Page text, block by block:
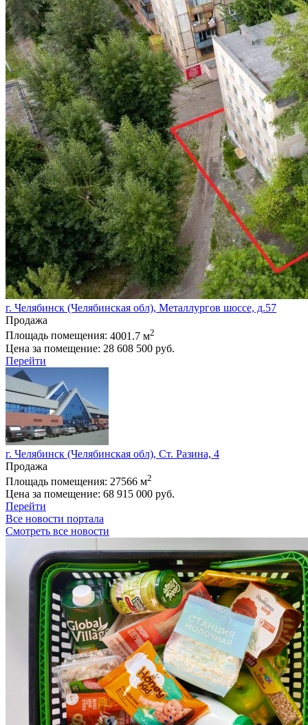
г. Челябинск (Челябинская обл), Металлургов шоссе, д.57
Продажа
Площадь помещения: 4001.7 м2
Цена за помещение: 28 608 500 руб.
Перейти
г. Челябинск (Челябинская обл), Ст. Разина, 4
Продажа
Площадь помещения: 27566 м2
Цена за помещение: 68 915 000 руб.
Перейти
Все новости портала
Смотреть все новости